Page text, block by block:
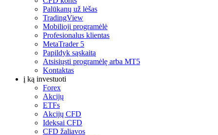
Palūkanų už lėšas
TradingView
Mobilioji programėlė
Profesionalus klientas
MetaTrader 5
Papildyk sąskaitą
Atsisiųsti programėlę arba MT5
Kontaktas
į ką investuoti
Forex
Akcijų
ETFs
Akcijų CFD
Ideksai CFD
CFD žaliavos